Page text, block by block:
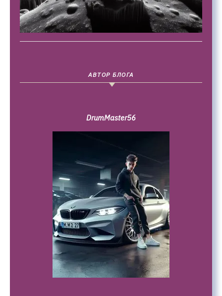
АВТОР БЛОГА
DrumMaster56